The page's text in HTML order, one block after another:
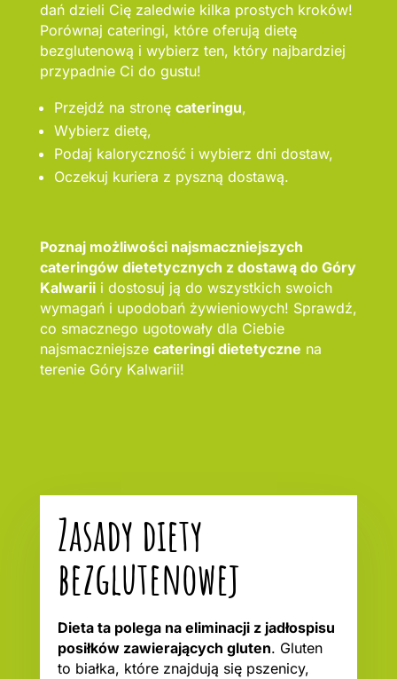
dań dzieli Cię zaledwie kilka prostych kroków!
Porównaj cateringi, które oferują dietę
bezglutenową i wybierz ten, który najbardziej
przypadnie Ci do gustu!
Przejdź na stronę cateringu,
Wybierz dietę,
Podaj kaloryczność i wybierz dni dostaw,
Oczekuj kuriera z pyszną dostawą.
Poznaj możliwości najsmaczniejszych
cateringów dietetycznych z dostawą do Góry
Kalwariii dostosuj ją do wszystkich swoich
wymagań i upodobań żywieniowych! Sprawdź,
co smacznego ugotowały dla Ciebie
najsmaczniejsze cateringi dietetyczne na
terenie Góry Kalwarii!
Zasady diety
bezglutenowej
Dieta ta polega na eliminacji z jadłospisu
posiłków zawierających gluten. Gluten
to białka, które znajdują się pszenicy,